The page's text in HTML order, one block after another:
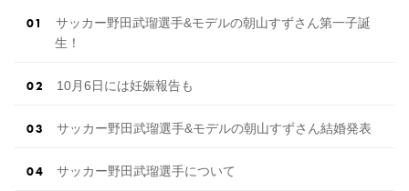
サッカー野田武瑠選手&モデルの朝山すずさん第一子誕
生！
10月6日には妊娠報告も
サッカー野田武瑠選手&モデルの朝山すずさん結婚発表
サッカー野田武瑠選手について